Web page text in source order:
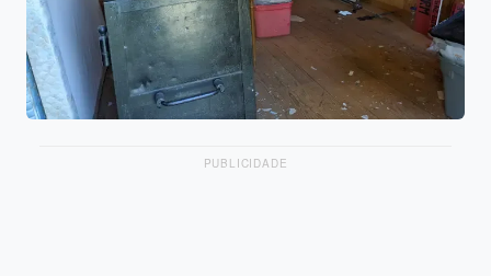
PUBLICIDADE